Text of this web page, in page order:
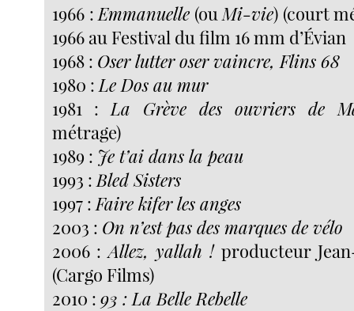
1966 : Emmanuelle (ou Mi-vie) (court
1966 au Festival du film 16 mm d’Évian
1968 : Oser lutter oser vaincre, Flins 68
1980 : Le Dos au mur
1981 : La Grève des ouvriers de
métrage)
1989 : Je t’ai dans la peau
1993 : Bled Sisters
1997 : Faire kifer les anges
2003 : On n’est pas des marques de vélo
2006 :Allez, yallah !producteur
(Cargo Films)
2010 :93 : La Belle Rebelle